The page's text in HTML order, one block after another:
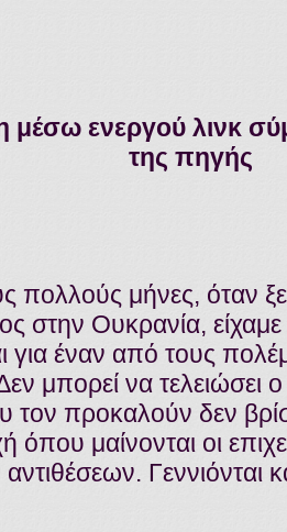
μέσω ενεργού λινκ
της πηγής
πολλούς μήνες, όταν
στην Ουκρανία,
για έναν από τους
μπορεί να τελειώσει ο
τον προκαλούν δεν
όπου μαίνονται οι
Γεννιόνται